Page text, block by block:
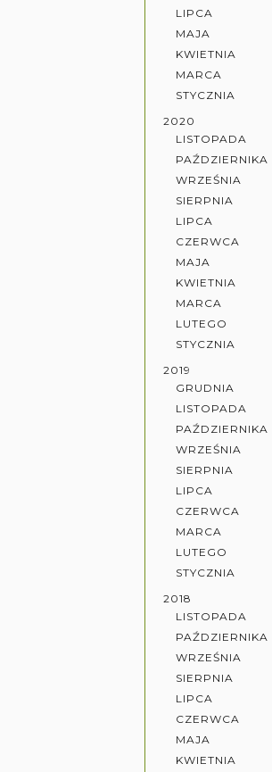
LIPCA
MAJA
KWIETNIA
MARCA
STYCZNIA
2020
LISTOPADA
PAŹDZIERNIKA
WRZEŚNIA
SIERPNIA
LIPCA
CZERWCA
MAJA
KWIETNIA
MARCA
LUTEGO
STYCZNIA
2019
GRUDNIA
LISTOPADA
PAŹDZIERNIKA
WRZEŚNIA
SIERPNIA
LIPCA
CZERWCA
MARCA
LUTEGO
STYCZNIA
2018
LISTOPADA
PAŹDZIERNIKA
WRZEŚNIA
SIERPNIA
LIPCA
CZERWCA
MAJA
KWIETNIA